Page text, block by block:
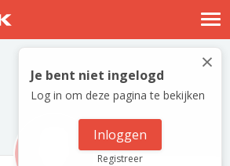
Nostalgische verhalen
Log in
Meld je gratis aan
×
Je bent niet ingelogd
Log in om deze pagina te bekijken
Inloggen
Registreer